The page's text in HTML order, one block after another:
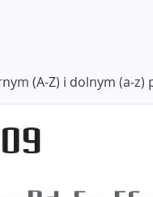
(A-Z) i dolnym (a-